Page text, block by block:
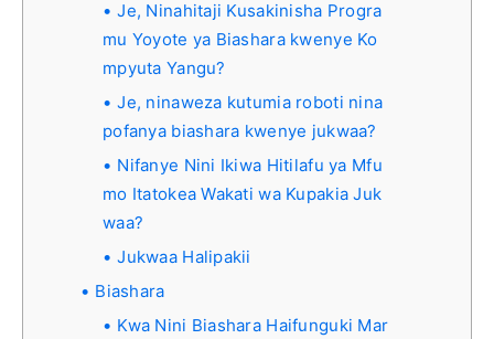
Je, Ninahitaji Kusakinisha Progra
mu Yoyote ya Biashara kwenye Ko
mpyuta Yangu?
Je, ninaweza kutumia roboti nina
pofanya biashara kwenye jukwaa?
Nifanye Nini Ikiwa Hitilafu ya Mfu
mo Itatokea Wakati wa Kupakia Juk
waa?
Jukwaa Halipakii
Biashara
Kwa Nini Biashara Haifunguki Mar